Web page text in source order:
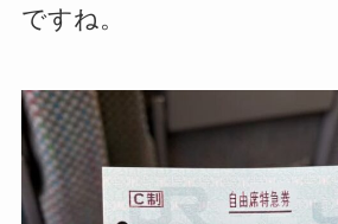
ですね。